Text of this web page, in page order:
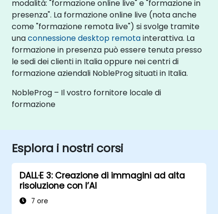
modalità: "formazione online live" e "formazione in
presenza". La formazione online live (nota anche
come "formazione remota live") si svolge tramite
unaconnessione desktop remotainterattiva. La
formazione in presenza può essere tenuta presso
le sedi dei clienti in Italia oppure nei centri di
formazione aziendali NobleProg situati in Italia.
NobleProg – Il vostro fornitore locale di
formazione
Esplora i nostri corsi
DALL·E 3: Creazione di immagini ad alta
risoluzione con l’AI
7 ore